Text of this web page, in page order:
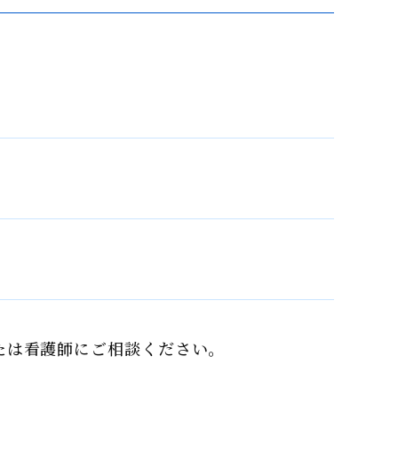
看護師にご相談ください。